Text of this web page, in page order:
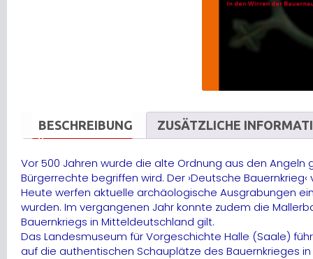
BESCHREIBUNG ZUSÄTZLICHE
Vor 500 Jahren wurde die alte Ordnung aus den
Bürgerrechte begriffen wird. Der ›Deutsche
Heute werfen aktuelle archäologische Ausgrabungen
wurden. Im vergangenen Jahr konnte zudem die
Bauernkriegs in Mitteldeutschland gilt.
Das Landesmuseum für Vorgeschichte Halle (Saale)
auf die authentischen Schauplätze des Bauernkrieges